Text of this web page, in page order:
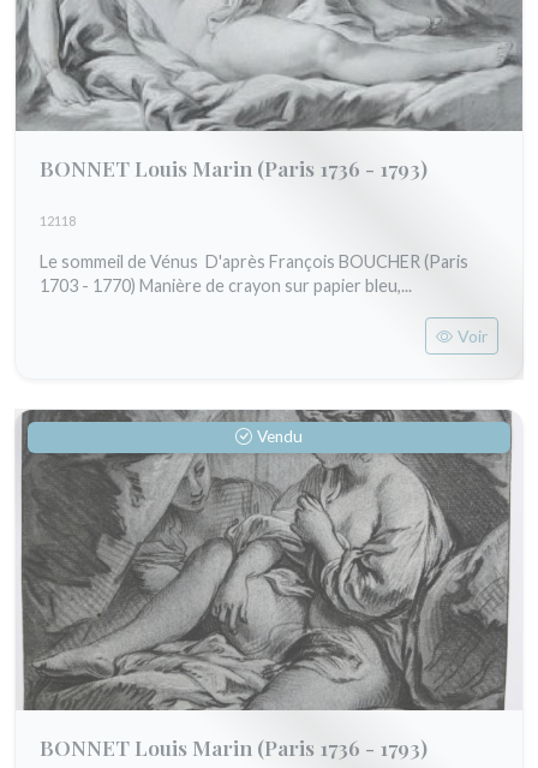
BONNET Louis Marin (Paris 1736 - 1793)
12118
Le sommeil de Vénus D'après François BOUCHER (Paris
1703 - 1770) Manière de crayon sur papier bleu,...
Voir
Vendu
BONNET Louis Marin (Paris 1736 - 1793)